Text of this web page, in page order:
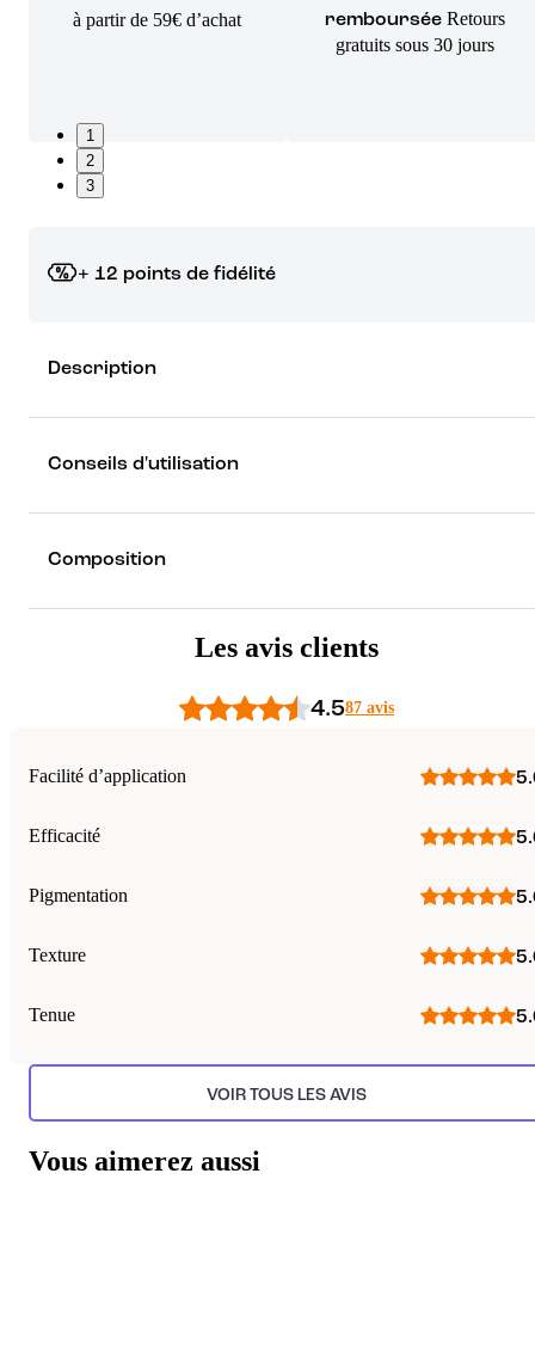
à partir de 59€ d’achat
remboursée Retours
gratuits sous 30 jours
1
2
3
+ 12 points de fidélité
rêver !
Découvrez les récompenses
Description
Conseils d'utilisation
Composition
Les avis clients
4.587 avis
Facilité d’application
Efficacité
Pigmentation
Texture
Tenue
VOIR TOUS LES AVIS
Vous aimerez aussi